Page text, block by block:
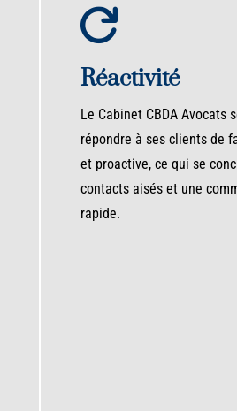

Réactivité
Le Cabinet CBDA Avocats
répondre à ses clients de
et proactive, ce qui se
contacts aisés et une
rapide.